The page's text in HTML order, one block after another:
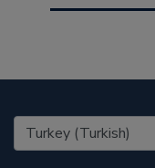
United States (EN)